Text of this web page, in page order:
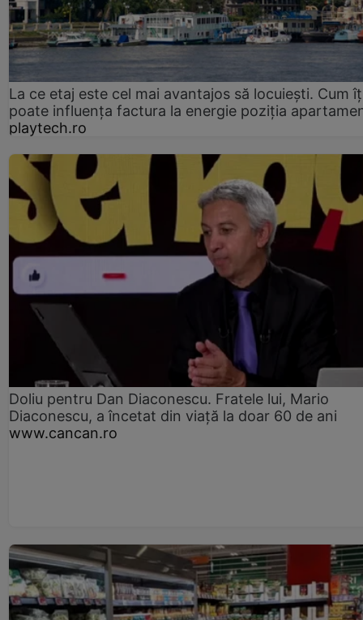
La ce etaj este cel mai avantajos să locuiești. Cum
poate influența factura la energie poziția
playtech.ro
Doliu pentru Dan Diaconescu. Fratele lui, Mario
Diaconescu, a încetat din viață la doar 60 de ani
www.cancan.ro